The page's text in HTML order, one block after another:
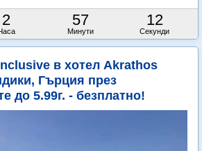
2 57
Минути
10
Секунди
в хотел Akrathos
Гърция през
до 5.99г. - безплатно!